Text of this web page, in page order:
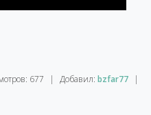
677 | Добавил: bzfar77
|